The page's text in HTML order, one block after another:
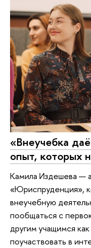
«Внеучебка
опыт, которых
Камила Издешева —
«Юриспруденция»,
внеучебную
пообщаться с
другим учащимся
поучаствовать в